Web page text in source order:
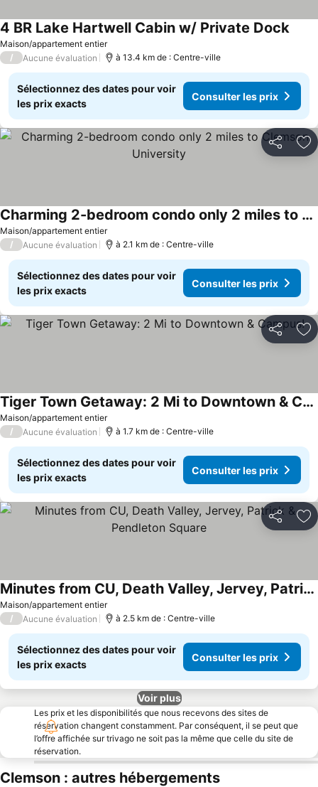
Maison/appartement entier
4 BR Lake Hartwell Cabin w/ Private Dock
/ Aucune évaluation à 13.4 km de : Centre-ville
Sélectionnez des dates pour voir
les prix exacts
Consulter les prix
Partager
Maison/appartement entier
Charming 2-bedroom condo only 2 miles to Clemson University
/ Aucune évaluation à 2.1 km de : Centre-ville
Sélectionnez des dates pour voir
les prix exacts
Consulter les prix
Partager
Maison/appartement entier
Tiger Town Getaway: 2 Mi to Downtown & Campus!
/ Aucune évaluation à 1.7 km de : Centre-ville
Sélectionnez des dates pour voir
les prix exacts
Consulter les prix
Partager
Maison/appartement entier
Minutes from CU, Death Valley, Jervey, Patrick & Pendleton Square
/ Aucune évaluation à 2.5 km de : Centre-ville
Sélectionnez des dates pour voir
les prix exacts
Consulter les prix
Voir plus
Les prix et les disponibilités que nous recevons des sites de
réservation changent constamment. Par conséquent, il se peut que
l’offre affichée sur trivago ne soit pas la même que celle du site de
réservation.
Clemson : autres hébergements